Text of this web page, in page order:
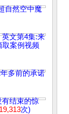
自然空中魔
文第4集:来
取案例视频
多前的承诺
结束的惊
次)